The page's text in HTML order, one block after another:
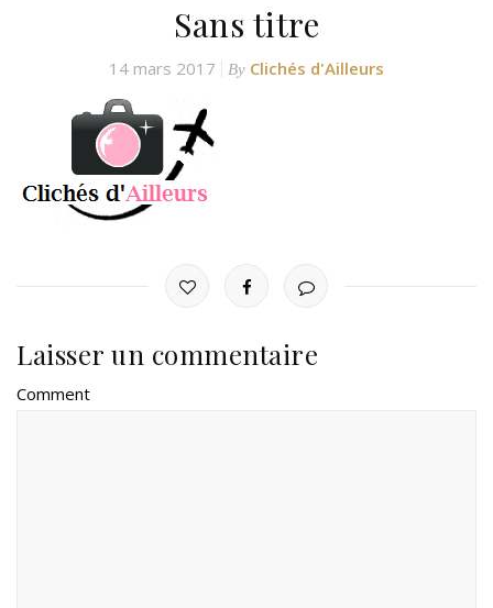
Sans titre
14 mars 2017 By Clichés d'Ailleurs
Laisser un commentaire
Comment